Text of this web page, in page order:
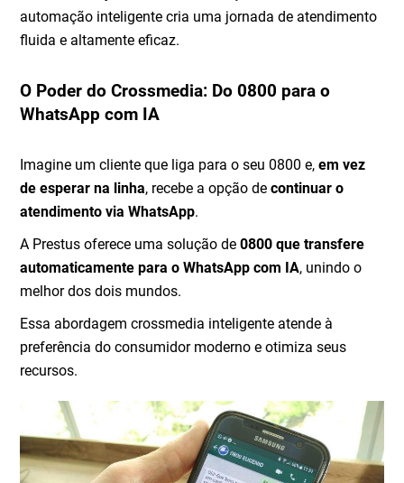
automação inteligente cria uma jornada de atendimento
fluida e altamente eficaz.
O Poder do Crossmedia: Do 0800 para o
WhatsApp com IA
Imagine um cliente que liga para o seu 0800 e,em vez
de esperar na linha, recebe a opção decontinuar o
atendimento via WhatsApp.
A Prestus oferece uma solução de0800 que transfere
automaticamente para o WhatsApp com IA, unindo o
melhor dos dois mundos.
Essa abordagem crossmedia inteligente atende à
preferência do consumidor moderno e otimiza seus
recursos.